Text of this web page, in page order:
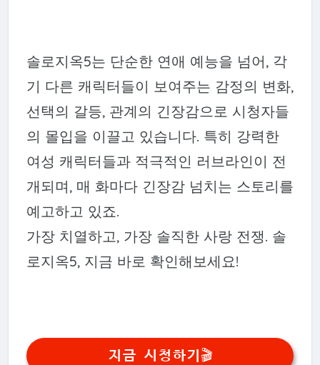
솔로지옥5는 단순한 연애 예능을 넘어, 각
기 다른 캐릭터들이 보여주는 감정의 변화,
선택의 갈등, 관계의 긴장감으로 시청자들
의 몰입을 이끌고 있습니다. 특히 강력한
여성 캐릭터들과 적극적인 러브라인이 전
개되며, 매 화마다 긴장감 넘치는 스토리를
예고하고 있죠.
가장 치열하고, 가장 솔직한 사랑 전쟁. 솔
로지옥5, 지금 바로 확인해보세요!
지금 시청하기🎬